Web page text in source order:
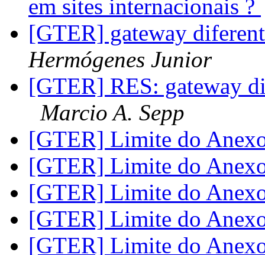
em sites internacionais ?
[GTER] gateway
Hermógenes Junior
[GTER] RES: gateway
Marcio A. Sepp
[GTER] Limite do
[GTER] Limite do
[GTER] Limite do
[GTER] Limite do
[GTER] Limite do